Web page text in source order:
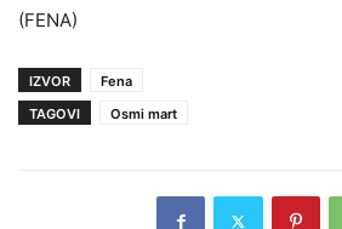
(FENA)
IZVOR
Fena
TAGOVI
Osmi mart